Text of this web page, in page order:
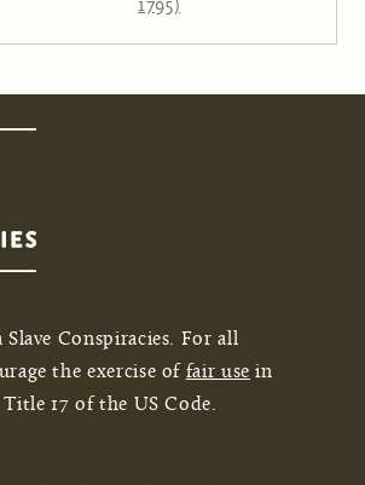
Conspiracies. For all
the exercise of fair use in
17 of the US Code.